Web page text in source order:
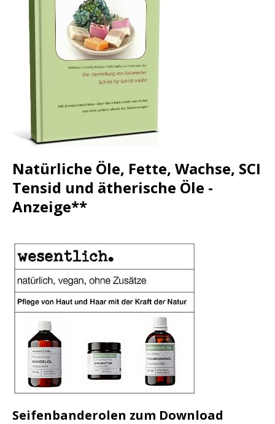
Natürliche Öle, Fette, Wachse, SCI
Tensid und ätherische Öle -
Anzeige**
Seifenbanderolen zum Download